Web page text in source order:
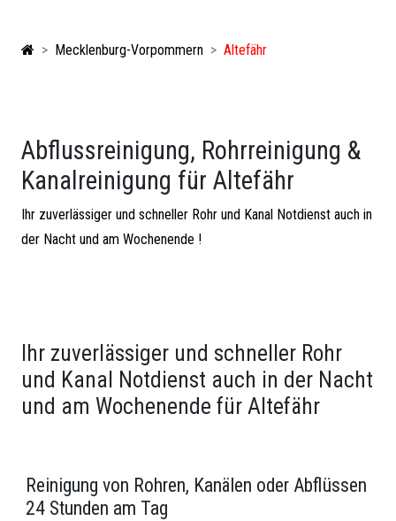
Mecklenburg-Vorpommern Altefähr
Abflussreinigung, Rohrreinigung &
Kanalreinigung für Altefähr
Ihr zuverlässiger und schneller Rohr und Kanal Notdienst auch in
der Nacht und am Wochenende !
Ihr zuverlässiger und schneller Rohr
und Kanal Notdienst auch in der Nacht
und am Wochenende für Altefähr
Reinigung von Rohren, Kanälen oder Abflüssen
24 Stunden am Tag